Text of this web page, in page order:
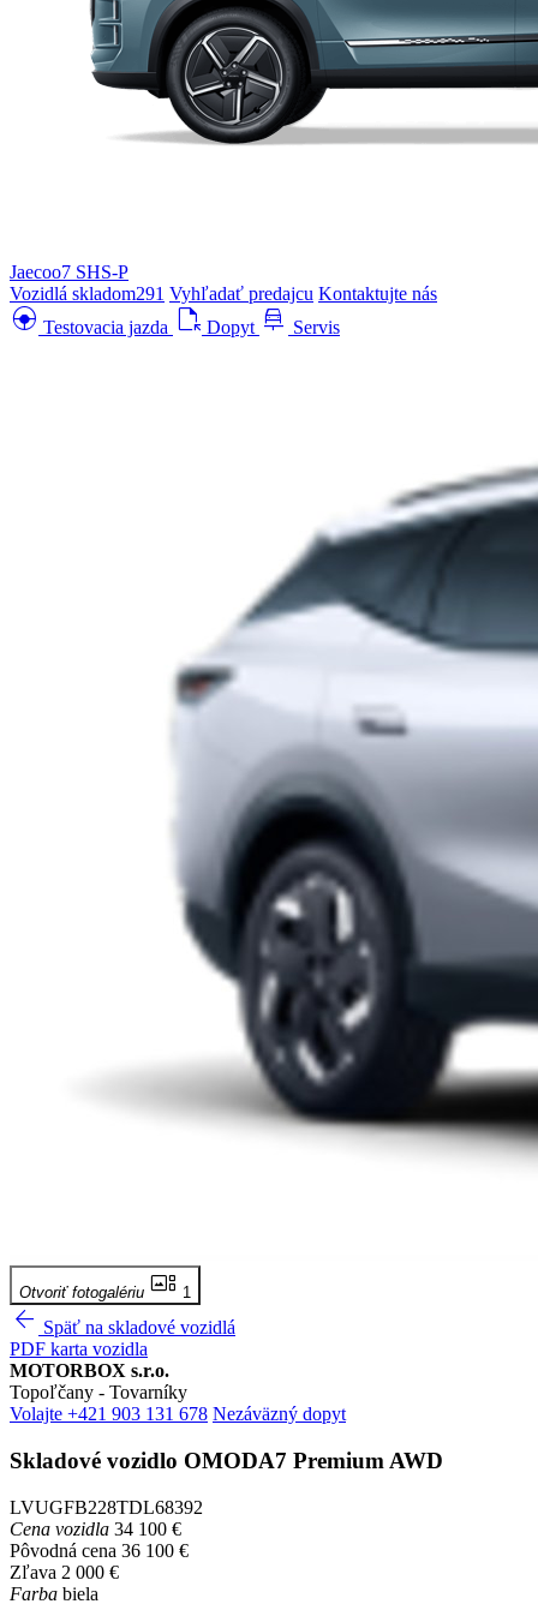
Jaecoo7 SHS-P
Vozidlá skladom291 Vyhľadať predajcu Kontaktujte nás
search_hands_free Testovacia jazda file_open Dopyt car_repair Servis
Otvoriť fotogalériu gallery_thumbnail 1
arrow_back Späť na skladové vozidlá
PDF karta vozidla
MOTORBOX s.r.o.
Topoľčany - Tovarníky
Volajte +421 903 131 678 Nezáväzný dopyt
Skladové vozidlo OMODA7 Premium AWD
LVUGFB228TDL68392
Cena vozidla 34 100 €
Pôvodná cena 36 100 €
Zľava 2 000 €
Farba biela